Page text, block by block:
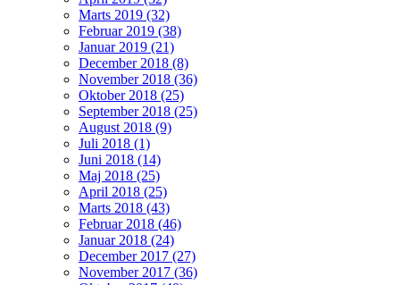
Marts 2019 (32)
Februar 2019 (38)
Januar 2019 (21)
December 2018 (8)
November 2018 (36)
Oktober 2018 (25)
September 2018 (25)
August 2018 (9)
Juli 2018 (1)
Juni 2018 (14)
Maj 2018 (25)
April 2018 (25)
Marts 2018 (43)
Februar 2018 (46)
Januar 2018 (24)
December 2017 (27)
November 2017 (36)